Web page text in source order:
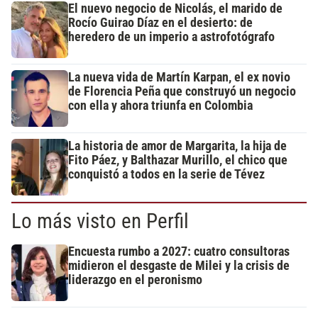
El nuevo negocio de Nicolás, el marido de
Rocío Guirao Díaz en el desierto: de
heredero de un imperio a astrofotógrafo
La nueva vida de Martín Karpan, el ex novio
de Florencia Peña que construyó un negocio
con ella y ahora triunfa en Colombia
La historia de amor de Margarita, la hija de
Fito Páez, y Balthazar Murillo, el chico que
conquistó a todos en la serie de Tévez
Lo más visto en Perfil
Encuesta rumbo a 2027: cuatro consultoras
midieron el desgaste de Milei y la crisis de
liderazgo en el peronismo